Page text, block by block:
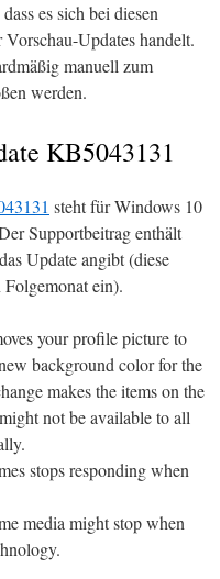
es sich bei diesen
Updates handelt.
manuell zum
werden.
KB5043131
steht für Windows 10
Supportbeitrag enthält
Update angibt (diese
Folgemonat ein).
your profile picture to
background color for the
makes the items on the
not be available to all
stops responding when
media might stop when